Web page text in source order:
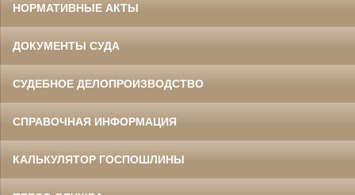
НОРМАТИВНЫЕ АКТЫ
ДОКУМЕНТЫ СУДА
СУДЕБНОЕ ДЕЛОПРОИЗВОДСТВО
СПРАВОЧНАЯ ИНФОРМАЦИЯ
КАЛЬКУЛЯТОР ГОСПОШЛИНЫ